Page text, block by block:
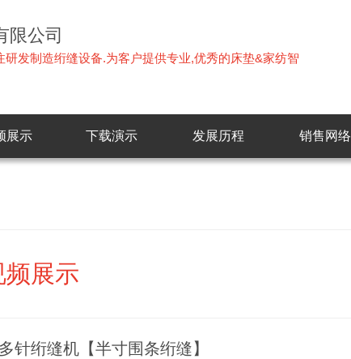
限公司
研发制造绗缝设备.为客户提供专业,优秀的床垫&家纺智
展示 下载演示 发展历程 销售网络
频展示
针绗缝机【半寸围条绗缝】